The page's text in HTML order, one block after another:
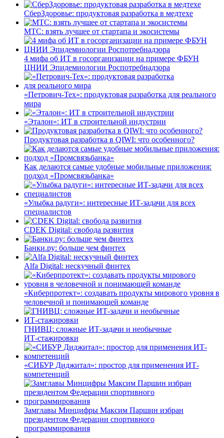
СберЗдоровье: продуктовая разработка в медтехе
МТС: взять лучшее от стартапа и экосистемы
4 мифа об ИТ в госорганизации на примере ФБУН
ЦНИИ Эпидемиологии Роспотребнадзора
«Петрович-Тех»: продуктовая разработка для реального
мира
«Эталон»: ИТ в строительной индустрии
Продуктовая разработка в QIWI: что особенного?
Как делаются самые удобные мобильные приложения:
подход «Промсвязьбанка»
«Улыбка радуги»: интересные ИТ-задачи для всех
специалистов
CDEK Digital: свобода развития
Банки.ру: больше чем финтех
Alfa Digital: нескучный финтех
«Киберпротект»: создавать продукты мирового уровня в
человечной и понимающей команде
ГНИВЦ: сложные ИТ‑задачи и необычные
ИТ‑стажировки
«СИБУР Диджитал»: простор для применения ИТ-
компетенций
Замглавы Минцифры Максим Паршин избран
президентом Федерации спортивного
программирования